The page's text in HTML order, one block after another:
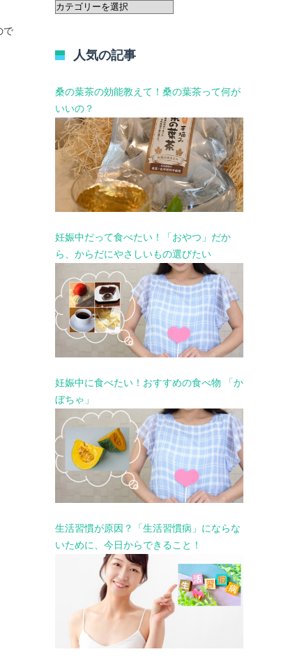
で
カ
ー
選
択
人気の記事
桑の葉茶の効能教えて！桑の葉茶って何が
いいの？
妊娠中だって食べたい！「おやつ」だか
ら、からだにやさしいもの選びたい
妊娠中に食べたい！おすすめの食べ物 「か
ぼちゃ」
生活習慣が原因？「生活習慣病」にならな
いために、今日からできること！